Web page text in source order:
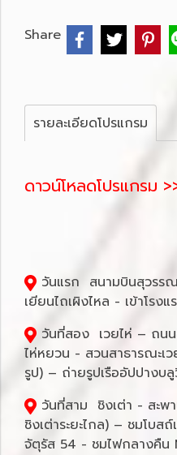
Share
รายละเอียดโปรแกรม
ดาวน์โหลดโปรแกรม
วันแรก สนามบินสุวรร
เยียนไถเผิงไหล - เข้าโรงแ
วันที่สอง เวยไห่ – ถน
ไห่หยวน - สวนสาธารณะเ
รูป) – ถ่ายรูปเรืออัปปางบ
วันที่สาม ชิงเต่า - สะพา
ชิงเต่าระยะไกล) – ชมโบส
จัตุรัส 54 - ชมไฟกลางคืน